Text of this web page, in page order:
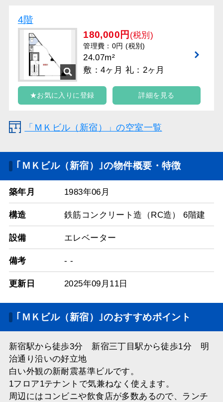
4階
180,000円 (税別)
管理費：0円 (税別)
24.07m²
敷：4ヶ月 礼：2ヶ月
★お気に入りに登録 詳細を見る
「ＭＫビル（新宿）」の空室一覧
｢ＭＫビル（新宿）｣の物件概要・特徴
築年月 1983年06月
構造 鉄筋コンクリート造（RC造） 6階建
設備 エレベーター
備考 - -
更新日 2025年09月11日
｢ＭＫビル（新宿）｣のおすすめポイント
新宿駅から徒歩3分 新宿三丁目駅から徒歩1分 明
治通り沿いの好立地
白い外観の新耐震基準ビルです。
1フロア1テナントで気兼ねなく使えます。
周辺にはコンビニや飲食店が多数あるので、ランチ